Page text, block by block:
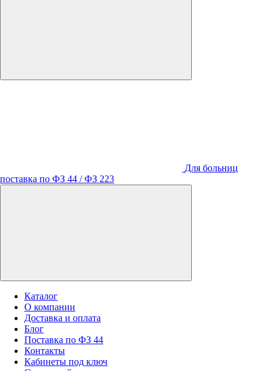
Для больниц
поставка по ФЗ 44 / ФЗ 223
Каталог
О компании
Доставка и оплата
Блог
Поставка по ФЗ 44
Контакты
Кабинеты под ключ